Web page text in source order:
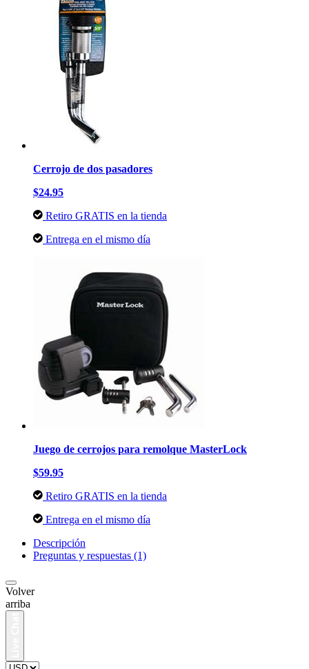
Cerrojo de dos pasadores
$24.95
Retiro GRATIS en la tienda
Entrega en el mismo día
Juego de cerrojos para remolque MasterLock
$59.95
Retiro GRATIS en la tienda
Entrega en el mismo día
Descripción
Preguntas y respuestas (1)
Volver
arriba